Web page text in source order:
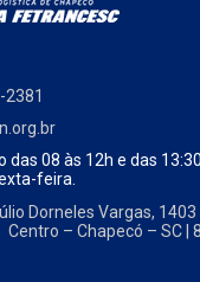
2381
das 08 às 12h e das
feira.
Dorneles Vargas, 1403
Centro – Chapecó – SC |